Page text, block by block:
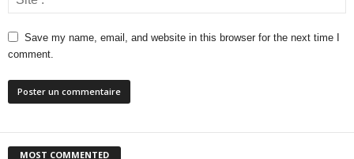
Save my name, email, and website in this browser for the next time I
comment.
MOST COMMENTED